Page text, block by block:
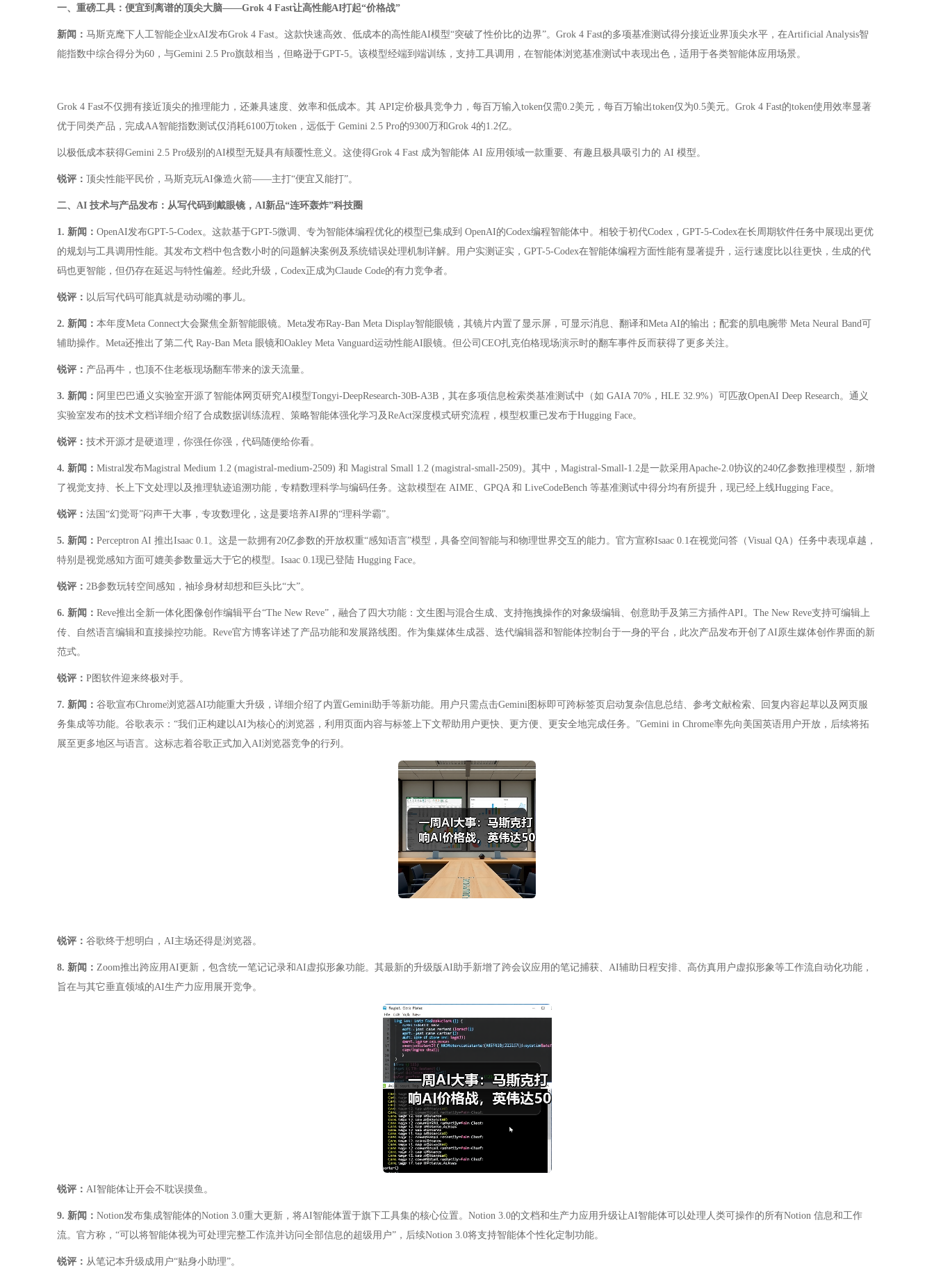
一、重磅工具：便宜到离谱的顶尖大脑——Grok 4 Fast让高性能AI打起“价格战”
新闻： 马斯克麾下人工智能企业xAI发布Grok 4 Fast。这款快速高效、低成本的高性能AI模型“突破了性价比的边界”。Grok 4 Fast的多项基准测试得分接近业界顶尖水平，在Artificial Analysis智
能指数中综合得分为60，与Gemini 2.5 Pro旗鼓相当，但略逊于GPT-5。该模型经端到端训练，支持工具调用，在智能体浏览基准测试中表现出色，适用于各类智能体应用场景。
Grok 4 Fast不仅拥有接近顶尖的推理能力，还兼具速度、效率和低成本。其 API定价极具竞争力，每百万输入token仅需0.2美元，每百万输出token仅为0.5美元。Grok 4 Fast的token使用效率显著
优于同类产品，完成AA智能指数测试仅消耗6100万token，远低于 Gemini 2.5 Pro的9300万和Grok 4的1.2亿。
以极低成本获得Gemini 2.5 Pro级别的AI模型无疑具有颠覆性意义。这使得Grok 4 Fast 成为智能体 AI 应用领域一款重要、有趣且极具吸引力的 AI 模型。
锐评： 顶尖性能平民价，马斯克玩AI像造火箭——主打“便宜又能打”。
二、AI 技术与产品发布：从写代码到戴眼镜，AI新品“连环轰炸”科技圈
1. 新闻： OpenAI发布GPT-5-Codex。这款基于GPT-5微调、专为智能体编程优化的模型已集成到 OpenAI的Codex编程智能体中。相较于初代Codex，GPT-5-Codex在长周期软件任务中展现出更优
的规划与工具调用性能。其发布文档中包含数小时的问题解决案例及系统错误处理机制详解。用户实测证实，GPT-5-Codex在智能体编程方面性能有显著提升，运行速度比以往更快，生成的代
码也更智能，但仍存在延迟与特性偏差。经此升级，Codex正成为Claude Code的有力竞争者。
锐评： 以后写代码可能真就是动动嘴的事儿。
2. 新闻： 本年度Meta Connect大会聚焦全新智能眼镜。Meta发布Ray-Ban Meta Display智能眼镜，其镜片内置了显示屏，可显示消息、翻译和Meta AI的输出；配套的肌电腕带 Meta Neural Band可
辅助操作。Meta还推出了第二代 Ray-Ban Meta 眼镜和Oakley Meta Vanguard运动性能AI眼镜。但公司CEO扎克伯格现场演示时的翻车事件反而获得了更多关注。
锐评： 产品再牛，也顶不住老板现场翻车带来的泼天流量。
3. 新闻： 阿里巴巴通义实验室开源了智能体网页研究AI模型Tongyi-DeepResearch-30B-A3B，其在多项信息检索类基准测试中（如 GAIA 70%，HLE 32.9%）可匹敌OpenAI Deep Research。通义
实验室发布的技术文档详细介绍了合成数据训练流程、策略智能体强化学习及ReAct深度模式研究流程，模型权重已发布于Hugging Face。
锐评： 技术开源才是硬道理，你强任你强，代码随便给你看。
4. 新闻： Mistral发布Magistral Medium 1.2 (magistral-medium-2509) 和 Magistral Small 1.2 (magistral-small-2509)。其中，Magistral-Small-1.2是一款采用Apache-2.0协议的240亿参数推理模型，新增
了视觉支持、长上下文处理以及推理轨迹追溯功能，专精数理科学与编码任务。这款模型在 AIME、GPQA 和 LiveCodeBench 等基准测试中得分均有所提升，现已经上线Hugging Face。
锐评： 法国“幻觉哥”闷声干大事，专攻数理化，这是要培养AI界的“理科学霸”。
5. 新闻： Perceptron AI 推出Isaac 0.1。这是一款拥有20亿参数的开放权重“感知语言”模型，具备空间智能与和物理世界交互的能力。官方宣称Isaac 0.1在视觉问答（Visual QA）任务中表现卓越，
特别是视觉感知方面可媲美参数量远大于它的模型。Isaac 0.1现已登陆 Hugging Face。
锐评： 2B参数玩转空间感知，袖珍身材却想和巨头比“大”。
6. 新闻： Reve推出全新一体化图像创作编辑平台“The New Reve”，融合了四大功能：文生图与混合生成、支持拖拽操作的对象级编辑、创意助手及第三方插件API。The New Reve支持可编辑上
传、自然语言编辑和直接操控功能。Reve官方博客详述了产品功能和发展路线图。作为集媒体生成器、迭代编辑器和智能体控制台于一身的平台，此次产品发布开创了AI原生媒体创作界面的新
范式。
锐评： P图软件迎来终极对手。
7. 新闻： 谷歌宣布Chrome浏览器AI功能重大升级，详细介绍了内置Gemini助手等新功能。用户只需点击Gemini图标即可跨标签页启动复杂信息总结、参考文献检索、回复内容起草以及网页服
务集成等功能。谷歌表示：“我们正构建以AI为核心的浏览器，利用页面内容与标签上下文帮助用户更快、更方便、更安全地完成任务。”Gemini in Chrome率先向美国英语用户开放，后续将拓
展至更多地区与语言。这标志着谷歌正式加入AI浏览器竞争的行列。
锐评： 谷歌终于想明白，AI主场还得是浏览器。
8. 新闻： Zoom推出跨应用AI更新，包含统一笔记记录和AI虚拟形象功能。其最新的升级版AI助手新增了跨会议应用的笔记捕获、AI辅助日程安排、高仿真用户虚拟形象等工作流自动化功能，
旨在与其它垂直领域的AI生产力应用展开竞争。
锐评： AI智能体让开会不耽误摸鱼。
9. 新闻： Notion发布集成智能体的Notion 3.0重大更新，将AI智能体置于旗下工具集的核心位置。Notion 3.0的文档和生产力应用升级让AI智能体可以处理人类可操作的所有Notion 信息和工作
流。官方称，“可以将智能体视为可处理完整工作流并访问全部信息的超级用户”，后续Notion 3.0将支持智能体个性化定制功能。
锐评： 从笔记本升级成用户“贴身小助理”。